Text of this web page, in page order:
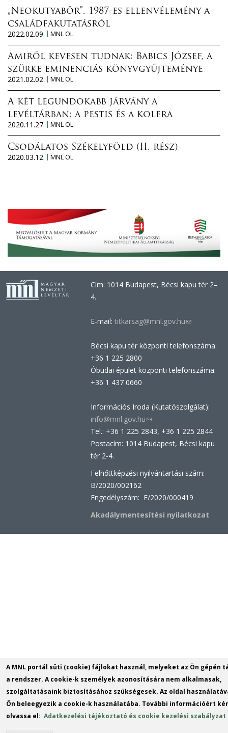
„Neokutyabőr”. 1987-es ellenvélemény a
családfakutatásról
2022.02.09.
MNL OL
Amiről kevesen tudnak: Babics József, a
szürke eminenciás könyvgyűjteménye
2021.02.02.
MNL OL
A két legundokabb járvány a
levéltárban: a pestis és a kolera
2020.11.27.
MNL OL
Csodálatos Székelyföld (II. rész)
2020.03.12.
MNL OL
Cím: 1014 Budapest, Bécsi kapu tér 2–
4.
E-mail: titkarsag@mnl.gov.hu(link
e-
Bécsi kapu tér központi telefonszáma:
+36 1 225 2800
Óbudai épület központi telefonszáma:
+36 1 437 0660
Információs Iroda (Kutatószolgálat):
info@mnl.gov.hu(link
sends
e-
Tel.: +36 1 225 2843, +36 1 225 2844
Postacím: 1014 Budapest, Bécsi kapu
tér 2-4.
Felnőttképzési nyilvántartási szám:
B/2020/002162
Engedélyszám: E/2020/000419
Akadálymentesítési nyilatkozat
A MNL portál süti (cookie) fájlokat használ, melyeket az Ön gépén
a rendszer. A cookie-k személyek azonosítására nem alkalmasak,
szolgáltatásaink biztosításához szükségesek. Az oldal
Ön beleegyezik a cookie-k használatába. További információért
olvassa el:Adatkezelési tájékoztató és cookie kezelési szabályzat